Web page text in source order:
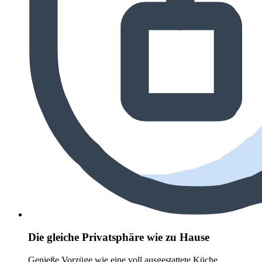
Die gleiche Privatsphäre wie zu Hause
Genieße Vorzüge wie eine voll ausgestattete Küche,